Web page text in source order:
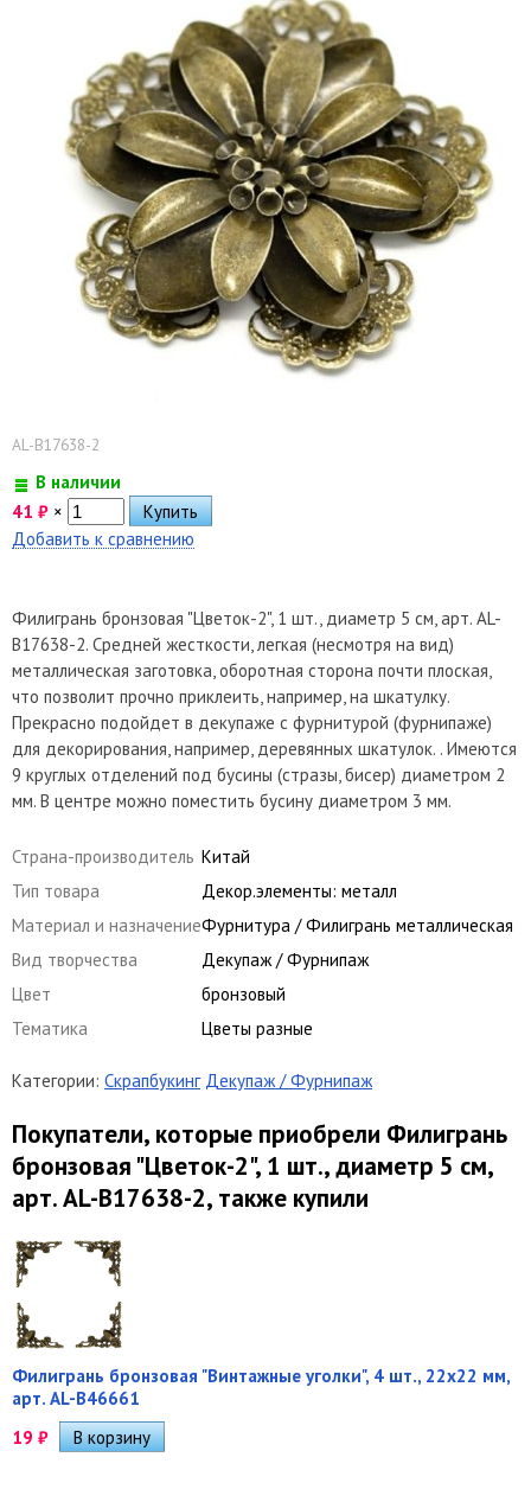
AL-B17638-2
В наличии
41 ₽ ×
Добавить к сравнению
Филигрань бронзовая "Цветок-2", 1 шт., диаметр 5 см, арт. AL-
B17638-2. Средней жесткости, легкая (несмотря на вид)
металлическая заготовка, оборотная сторона почти плоская,
что позволит прочно приклеить, например, на шкатулку.
Прекрасно подойдет в декупаже с фурнитурой (фурнипаже)
для декорирования, например, деревянных шкатулок. . Имеются
9 круглых отделений под бусины (стразы, бисер) диаметром 2
мм. В центре можно поместить бусину диаметром 3 мм.
Страна-производитель Китай
Тип товара
Декор.элементы: металл
Материал и назначениеФурнитура / Филигрань металлическая
Вид творчества
Декупаж / Фурнипаж
Цвет
бронзовый
Тематика
Цветы разные
Категории: Скрапбукинг Декупаж / Фурнипаж
Покупатели, которые приобрели Филигрань
бронзовая "Цветок-2", 1 шт., диаметр 5 см,
арт. AL-B17638-2, также купили
Филигрань бронзовая "Винтажные уголки", 4 шт., 22х22 мм,
арт. AL-B46661
19 ₽